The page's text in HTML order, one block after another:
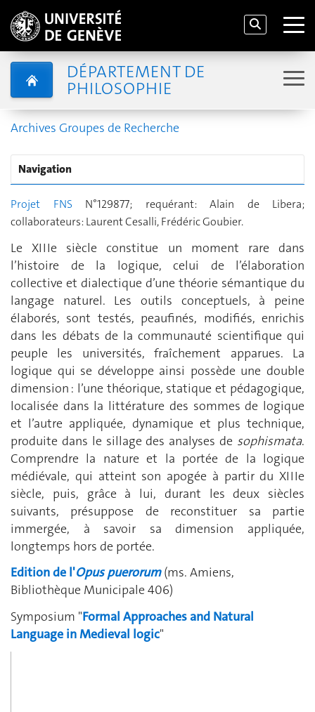
DÉPARTEMENT DE
PHILOSOPHIE
Archives Groupes de Recherche
Navigation
Projet FNS N°129877; requérant: Alain de Libera;
collaborateurs: Laurent Cesalli, Frédéric Goubier.
Le XIIIe siècle constitue un moment rare dans
l’histoire de la logique, celui de l’élaboration
collective et dialectique d’une théorie sémantique du
langage naturel. Les outils conceptuels, à peine
élaborés, sont testés, peaufinés, modifiés, enrichis
dans les débats de la communauté scientifique qui
peuple les universités, fraîchement apparues. La
logique qui se développe ainsi possède une double
dimension : l’une théorique, statique et pédagogique,
localisée dans la littérature des sommes de logique
et l’autre appliquée, dynamique et plus technique,
produite dans le sillage des analyses de sophismata.
Comprendre la nature et la portée de la logique
médiévale, qui atteint son apogée à partir du XIIIe
siècle, puis, grâce à lui, durant les deux siècles
suivants, présuppose de reconstituer sa partie
immergée, à savoir sa dimension appliquée,
longtemps hors de portée.
Edition de l'Opus puerorum(ms. Amiens,
Bibliothèque Municipale 406)
Symposium "Formal Approaches and Natural
Language in Medieval logic"